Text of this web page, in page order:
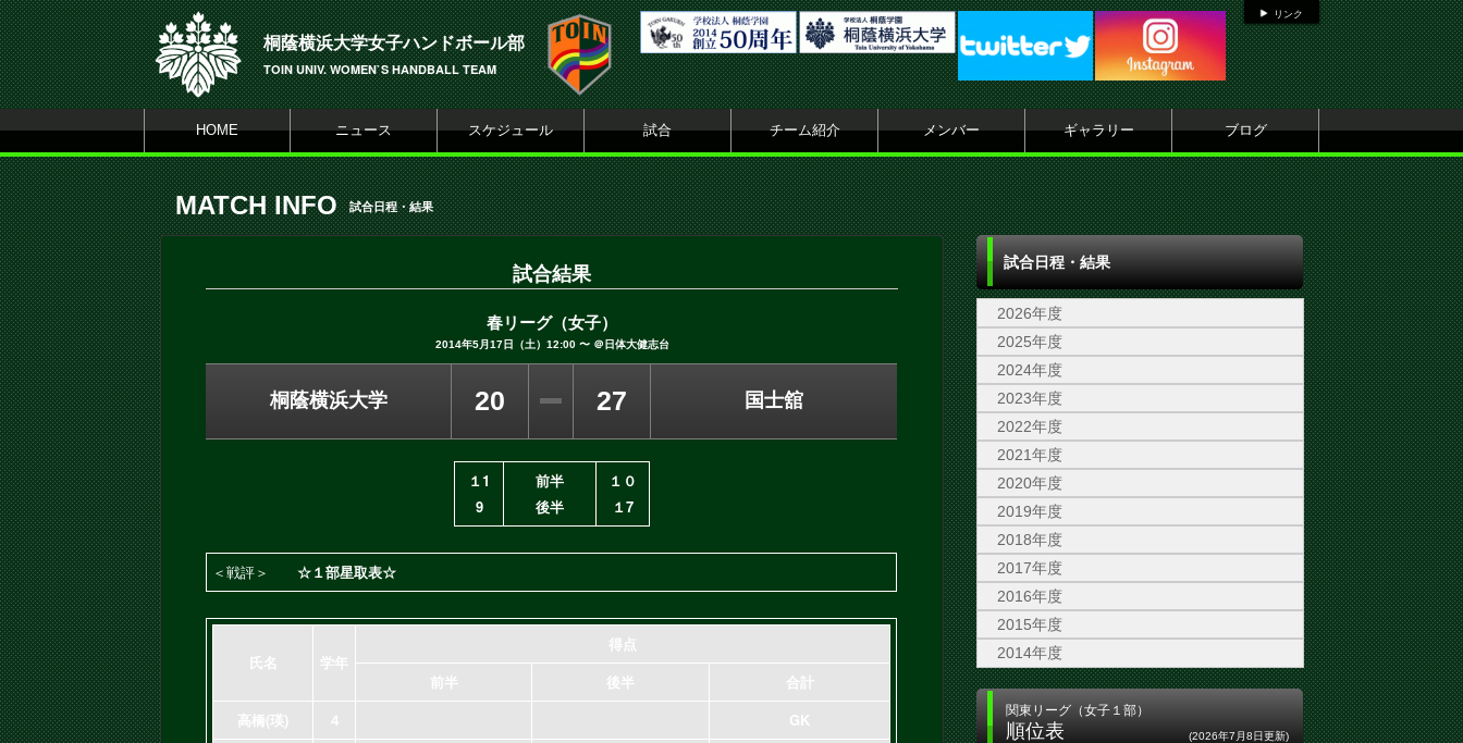
リンク
桐蔭横浜大学女子ハンドボール部
TOIN UNIV. WOMEN`S HANDBALL TEAM
HOME ニュース スケジュール 試合 チーム紹介 メンバー ギャラリー ブログ
MATCH INFO 試合日程・結果
試合結果
春リーグ（女子）
2014年5月17日（土）12:00 〜 ＠日体大健志台
桐蔭横浜大学 20 27 国士舘
１1
9
前半
後半
１０
１7
＜戦評＞☆１部星取表☆
氏名 学年
得点
前半
後半
合計
高橋(瑛)
４
GK
試合日程・結果
2026年度
2025年度
2024年度
2023年度
2022年度
2021年度
2020年度
2019年度
2018年度
2017年度
2016年度
2015年度
2014年度
関東リーグ（女子１部）
順位表 (2026年7月8日更新)